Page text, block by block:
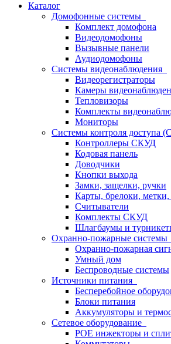
Каталог
Домофонные системы
Комплект домофона
Видеодомофоны
Вызывные панели
Аудиодомофоны
Системы видеонаблюдения
Видеорегистраторы
Камеры
Тепловизоры
Комплекты
Мониторы
Системы контроля доступа
Контроллеры СКУД
Кодовая панель
Доводчики
Кнопки выхода
Замки, защелки, ручки
Карты, брелоки,
Считыватели
Комплекты СКУД
Шлагбаумы и
Охранно-пожарные системы
Охранно-пожарная
Умный дом
Беспроводные системы
Источники питания
Бесперебойное
Блоки питания
Аккумуляторы и
Сетевое оборудование
POE инжекторы и